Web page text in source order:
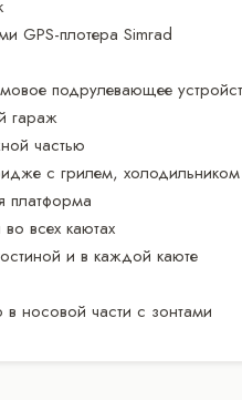
GPS-плотера Simrad
подрулевающее
гараж
частью
с грилем,
платформа
всех каютах
и в каждой каюте
носовой части с зонтами